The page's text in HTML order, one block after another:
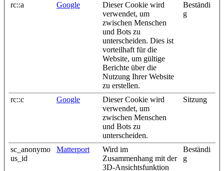
rc::a Google
Dieser Cookie wird
verwendet, um
zwischen Menschen
und Bots zu
unterscheiden. Dies ist
vorteilhaft für die
Website, um gültige
Berichte über die
Nutzung Ihrer Website
zu erstellen.
Beständi
g
rc::c Google
Dieser Cookie wird
verwendet, um
zwischen Menschen
und Bots zu
unterscheiden.
Sitzung
sc_anonymo
us_id
Matterport
Wird im
Zusammenhang mit der
3D-Ansichtsfunktion
Beständi
g